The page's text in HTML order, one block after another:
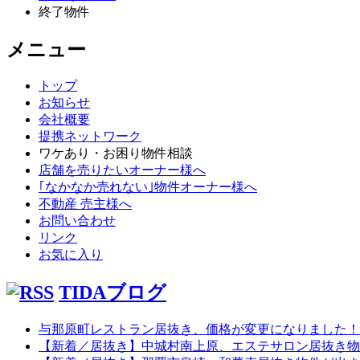
終了物件
メニュー
トップ
お知らせ
会社概要
提携ネットワーク
ワケあり・お困り物件相談
店舗を売りたいオーナー様へ
｢なかなか売れない｣物件オーナー様へ
不動産 売主様へ
お問い合わせ
リンク
お気に入り
TIDAブログ
与那原町レストラン居抜き、価格が変更になりました！
【新着／居抜き】中城村南上原、エステサロン居抜き